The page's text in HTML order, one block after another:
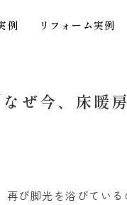
例 リフォーム実例
ぜ今、床暖房
再び脚光を浴びている